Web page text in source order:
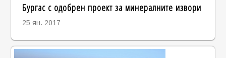
Бургас с одобрен проект за минералните извори
25 ян. 2017